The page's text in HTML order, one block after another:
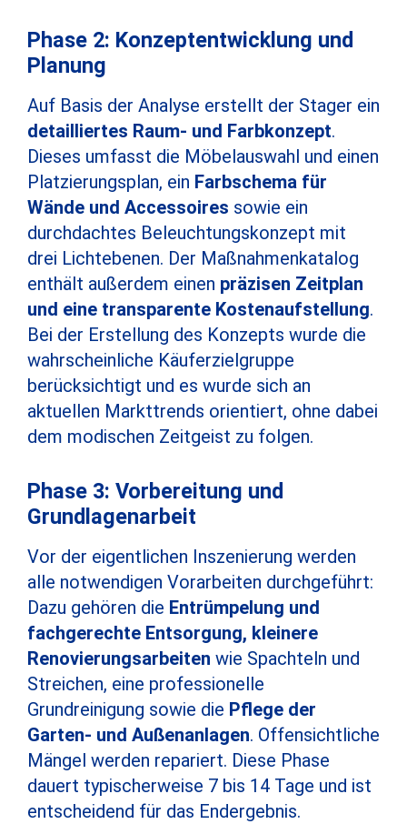
Phase 2: Konzeptentwicklung und
Planung
Auf Basis der Analyse erstellt der Stager ein
detailliertes Raum- und Farbkonzept.
Dieses umfasst die Möbelauswahl und einen
Platzierungsplan, ein Farbschema für
Wände und Accessoires sowie ein
durchdachtes Beleuchtungskonzept mit
drei Lichtebenen. Der Maßnahmenkatalog
enthält außerdem einen präzisen Zeitplan
und eine transparente Kostenaufstellung.
Bei der Erstellung des Konzepts wurde die
wahrscheinliche Käuferzielgruppe
berücksichtigt und es wurde sich an
aktuellen Markttrends orientiert, ohne dabei
dem modischen Zeitgeist zu folgen.
Phase 3: Vorbereitung und
Grundlagenarbeit
Vor der eigentlichen Inszenierung werden
alle notwendigen Vorarbeiten durchgeführt:
Dazu gehören die Entrümpelung und
fachgerechte Entsorgung, kleinere
Renovierungsarbeiten wie Spachteln und
Streichen, eine professionelle
Grundreinigung sowie die Pflege der
Garten- und Außenanlagen. Offensichtliche
Mängel werden repariert. Diese Phase
dauert typischerweise 7 bis 14 Tage und ist
entscheidend für das Endergebnis.